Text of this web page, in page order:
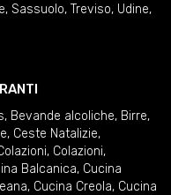
, Sassuolo, Treviso, Udine,
, Bevande alcoliche, Birre,
, Ceste Natalizie,
, Colazioni,
Balcanica, Cucina
, Cucina Creola, Cucina